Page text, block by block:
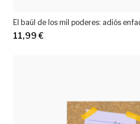
El baúl de los mil poderes: adiós
11,99€